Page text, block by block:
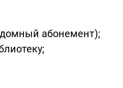
абонемент);